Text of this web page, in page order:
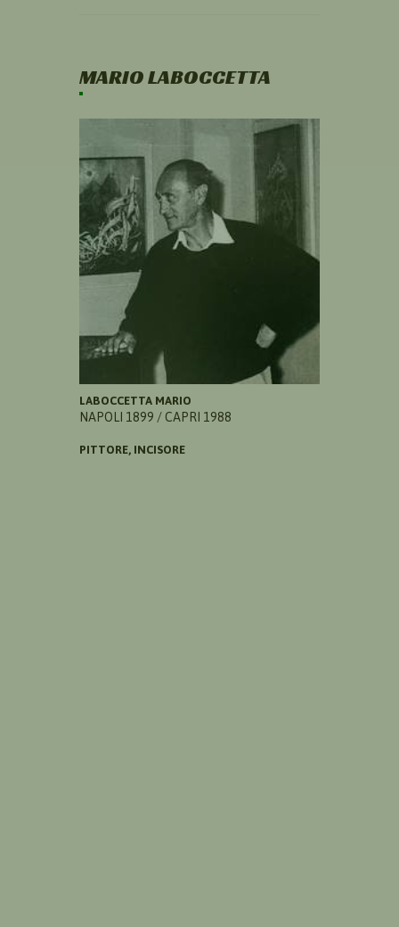
MARIO LABOCCETTA
LABOCCETTA MARIO
NAPOLI 1899 / CAPRI 1988
PITTORE, INCISORE